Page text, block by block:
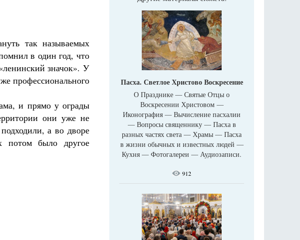
так называемых
в один год, что
значок». У
профессионального
и прямо у ограды
они уже не
а во дворе
было другое
Пасха. Светлое Христово Воскресение
О Празднике — Святые Отцы о
Воскресении Христовом —
Иконография — Вычисление пасхалии
— Вопросы священнику — Пасха в
разных частях света — Храмы — Пасха
в жизни обычных и известных людей —
Кухня — Фотогалереи — Аудиозаписи.
912